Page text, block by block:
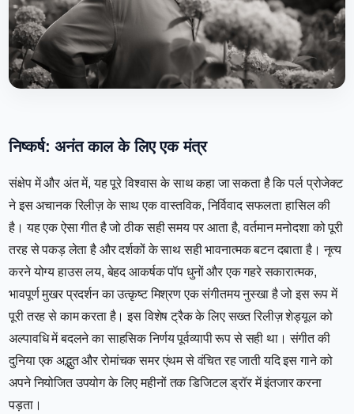
निष्कर्ष: अनंत काल के लिए एक मंत्र
संक्षेप में और अंत में, यह पूरे विश्वास के साथ कहा जा सकता है कि पर्ल प्रोजेक्ट
ने इस अचानक रिलीज़ के साथ एक वास्तविक, निर्विवाद सफलता हासिल की
है। यह एक ऐसा गीत है जो ठीक सही समय पर आता है, वर्तमान मनोदशा को पूरी
तरह से पकड़ लेता है और दर्शकों के साथ सही भावनात्मक बटन दबाता है। नृत्य
करने योग्य हाउस लय, बेहद आकर्षक पॉप धुनों और एक गहरे सकारात्मक,
भावपूर्ण मुखर प्रदर्शन का उत्कृष्ट मिश्रण एक संगीतमय नुस्खा है जो इस रूप में
पूरी तरह से काम करता है। इस विशेष ट्रैक के लिए सख्त रिलीज़ शेड्यूल को
अल्पावधि में बदलने का साहसिक निर्णय पूर्वव्यापी रूप से सही था। संगीत की
दुनिया एक अद्भुत और रोमांचक समर एंथम से वंचित रह जाती यदि इस गाने को
अपने नियोजित उपयोग के लिए महीनों तक डिजिटल ड्रॉर में इंतजार करना
पड़ता।